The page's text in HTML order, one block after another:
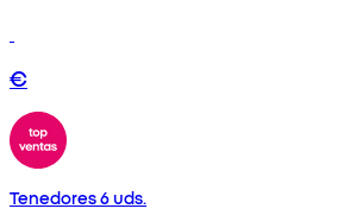
€
Tenedores 6 uds.